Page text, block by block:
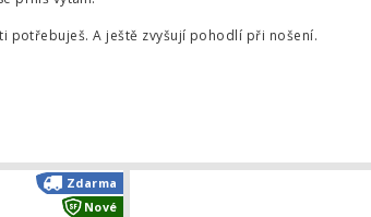
potřebuješ. A ještě zvyšují pohodlí při nošení.
FG
Zdarma
Nové